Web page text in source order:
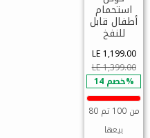
استحمام
أطفال قابل
للنفخ
LE 1,199.00
LE 1,399.00
خصم 14%
80 من 100 تم
بيعها